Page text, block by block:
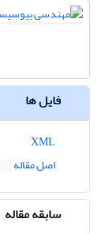
فایل ها
اصل مقاله
سابقه مقاله